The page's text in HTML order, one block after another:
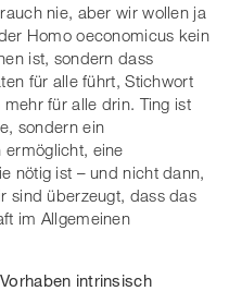
nie, aber wir wollen ja
Homo oeconomicus kein
ist, sondern dass
für alle führt, Stichwort
für alle drin. Ting ist
sondern ein
ermöglicht, eine
nötig ist – und nicht dann,
sind überzeugt, dass das
im Allgemeinen
intrinsisch